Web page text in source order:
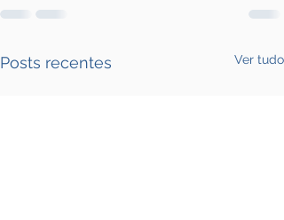
Posts recentes Ver tudo